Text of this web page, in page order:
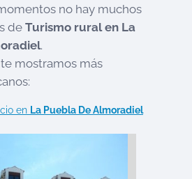
no hay muchos
deTurismo rural en La
.
mostramos más
en La Puebla De Almoradiel